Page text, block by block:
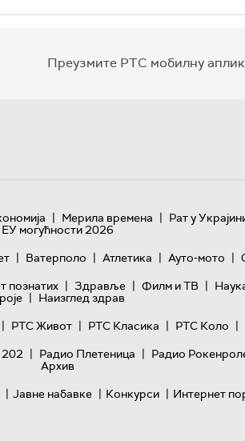
Преузмите РТС мобилну
| Мерила времена | Рат у
ЕУ могућности 2026
| Ватерполо | Атлетика | Ауто-мото |
познатих | Здравље | Филм и ТВ |
| Наизглед здрав
| РТС Живот | РТС Класика | РТС Коло |
| Радио Плетеница | Радио
Архив
| Јавне набавке | Конкурси | Интернет